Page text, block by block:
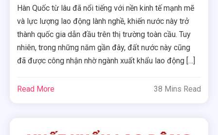
Hàn Quốc từ lâu đã nổi tiếng với nền kinh tế mạnh mẽ
và lực lượng lao động lành nghề, khiến nước này trở
thành quốc gia dẫn đầu trên thị trường toàn cầu. Tuy
nhiên, trong những năm gần đây, đất nước này cũng
đã được công nhận nhờ ngành xuất khẩu lao động […]
Read More 38 Mins Read